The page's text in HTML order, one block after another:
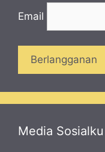
Email
Media Sosialku